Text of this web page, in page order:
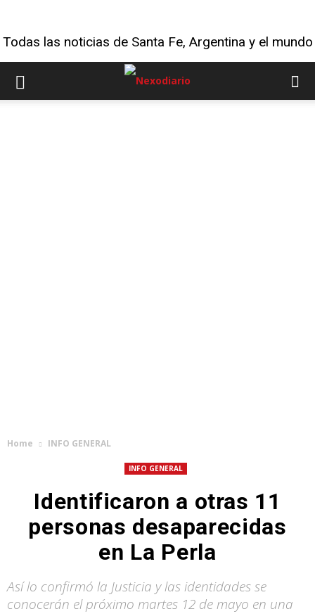
Todas las noticias de Santa Fe, Argentina y el mundo
Home INFO GENERAL
INFO GENERAL
Identificaron a otras 11
personas desaparecidas
en La Perla
Así lo confirmó la Justicia y las identidades se
conocerán el próximo martes 12 de mayo en una